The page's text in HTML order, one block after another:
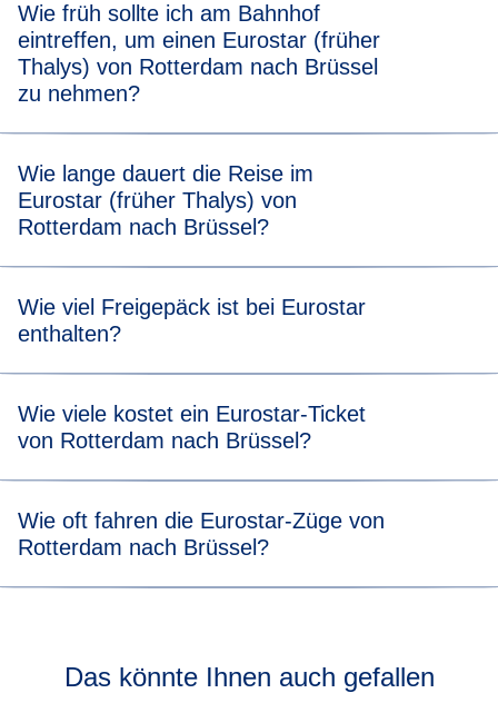
Wie früh sollte ich am Bahnhof
eintreffen, um einen Eurostar (früher
Thalys) von Rotterdam nach Brüssel
zu nehmen?
20 Minuten vor der planmäßigen Abfahrt Ihres Eurostar
(ehemals Thalys)-Zuges von Rotterdam nach Brüssel am
Bahnhof zu sein.
Wie lange dauert die Reise im
Eurostar (früher Thalys) von
Rotterdam nach Brüssel?
Min.
Wie viel Freigepäck ist bei Eurostar
enthalten?
x 30 cm) und ein Handgepäckstück kostenlos mitnehmen.
Es gibt keine Gewichtsbeschränkung, allerdings sollten
weitere Informationen zum Gepäckbestimmungen
besuchen Sie unsereGepäckseite
Wie viele kostet ein Eurostar-Ticket
von Rotterdam nach Brüssel?
Wie oft fahren die Eurostar-Züge von
Rotterdam nach Brüssel?
Das könnte Ihnen auch gefallen